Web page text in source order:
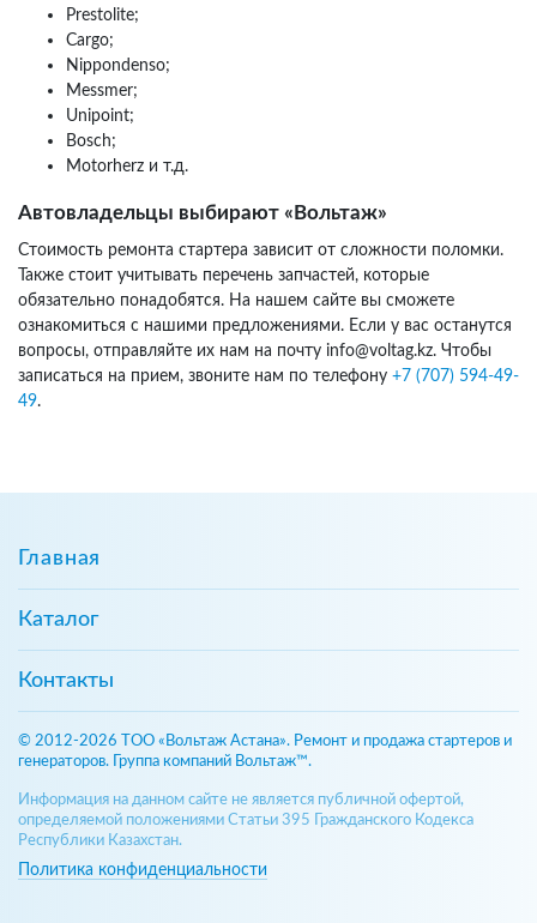
Prestolite;
Cargo;
Nippondenso;
Messmer;
Unipoint;
Bosch;
Motorherz и т.д.
Автовладельцы выбирают «Вольтаж»
Стоимость ремонта стартера зависит от сложности поломки.
Также стоит учитывать перечень запчастей, которые
обязательно понадобятся. На нашем сайте вы сможете
ознакомиться с нашими предложениями. Если у вас останутся
вопросы, отправляйте их нам на почту info@voltag.kz. Чтобы
записаться на прием, звоните нам по телефону +7 (707) 594-49-
49.
Главная
Каталог
Контакты
© 2012-2026 ТОО «Вольтаж Астана». Ремонт и продажа стартеров и
генераторов. Группа компаний Вольтаж™.
Информация на данном сайте не является публичной офертой,
определяемой положениями Статьи 395 Гражданского Кодекса
Республики Казахстан.
Политика конфиденциальности